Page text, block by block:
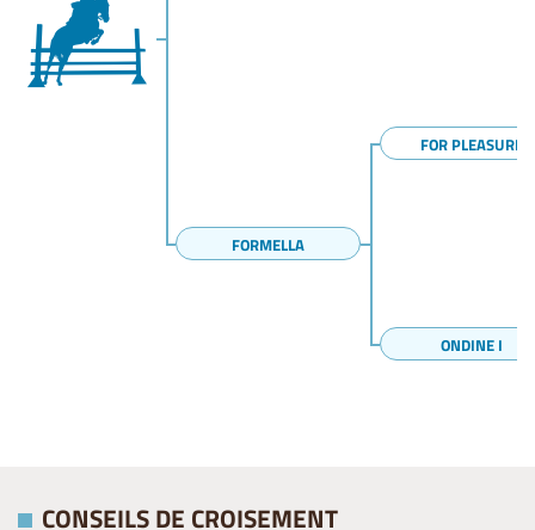
FORMELLA
FOR PLEASURE
ONDINE I
CONSEILS DE CROISEMENT